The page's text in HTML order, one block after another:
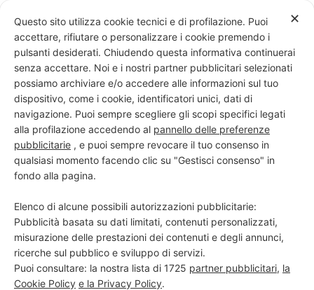
content
PROGETTO NERO SU BIANCO
Scuola di scrittura e creatività
✕
Questo sito utilizza cookie tecnici e di profilazione. Puoi
accettare, rifiutare o personalizzare i cookie premendo i
pulsanti desiderati. Chiudendo questa informativa continuerai
senza accettare. Noi e i nostri partner pubblicitari selezionati
possiamo archiviare e/o accedere alle informazioni sul tuo
dispositivo, come i cookie, identificatori unici, dati di
navigazione. Puoi sempre scegliere gli scopi specifici legati
alla profilazione accedendo al pannello delle preferenze
pubblicitarie , e puoi sempre revocare il tuo consenso in
qualsiasi momento facendo clic su "Gestisci consenso" in
fondo alla pagina.
Elenco di alcune possibili autorizzazioni pubblicitarie:
Pubblicità basata su dati limitati, contenuti personalizzati,
misurazione delle prestazioni dei contenuti e degli annunci,
ricerche sul pubblico e sviluppo di servizi.
Puoi consultare: la nostra lista di 1725 partner pubblicitari, la
Cookie Policy e la Privacy Policy.